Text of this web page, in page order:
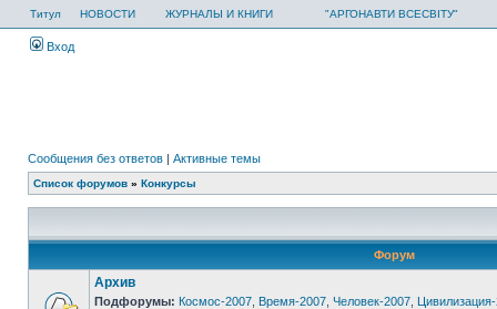
Титул НОВОСТИ ЖУРНАЛЫ И КНИГИ "АРГОНАВТИ ВСЕСВІТУ"
Вход
Сообщения без ответов | Активные темы
Список форумов » Конкурсы
Форум
Архив
Подфорумы: Космос-2007 Время-2007 Человек-2007